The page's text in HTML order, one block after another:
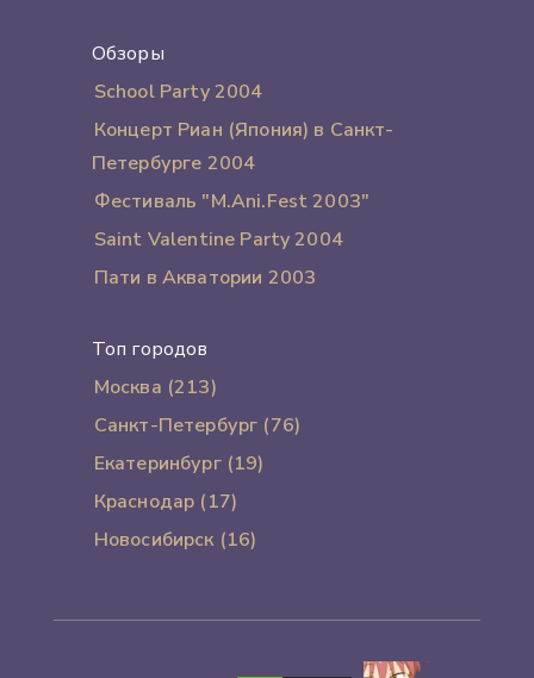
Обзоры
School Party 2004
Концерт Риан (Япония) в Санкт-
Петербурге 2004
Фестиваль "M.Ani.Fest 2003"
Saint Valentine Party 2004
Пати в Акватории 2003
Топ городов
Москва (213)
Санкт-Петербург (76)
Екатеринбург (19)
Краснодар (17)
Новосибирск (16)